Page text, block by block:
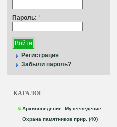
Пароль: *
Регистрация
Забыли пароль?
КАТАЛОГ
Архивоведение. Музееведение.
Охрана памятников прир. (40)